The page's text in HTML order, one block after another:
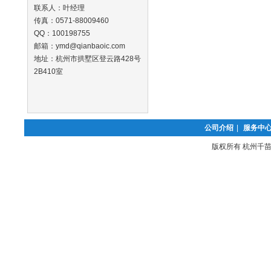
联系人：叶经理
传真：0571-88009460
QQ：100198755
邮箱：ymd@qianbaoic.com
地址：杭州市拱墅区登云路428号
2B410室
公司介绍 服务中
版权所有 杭州千